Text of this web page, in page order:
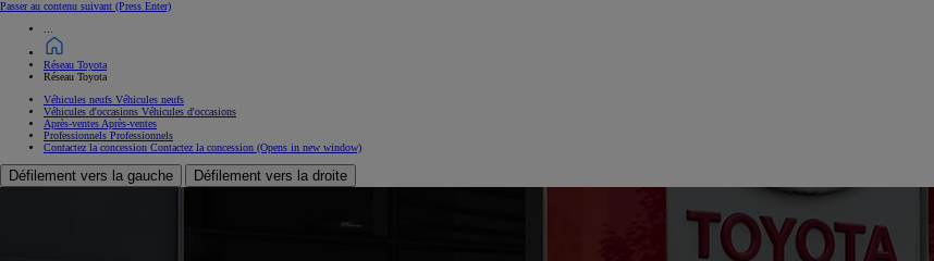
Passer au contenu suivant (Press Enter)
Réseau Toyota
Réseau Toyota
Véhicules neufs Véhicules neufs
Véhicules d'occasions Véhicules d'occasions
Après-ventes Après-ventes
Professionnels Professionnels
Contactez la concession Contactez la concession (Opens in new window)
Défilement vers la gauche Défilement vers la droite